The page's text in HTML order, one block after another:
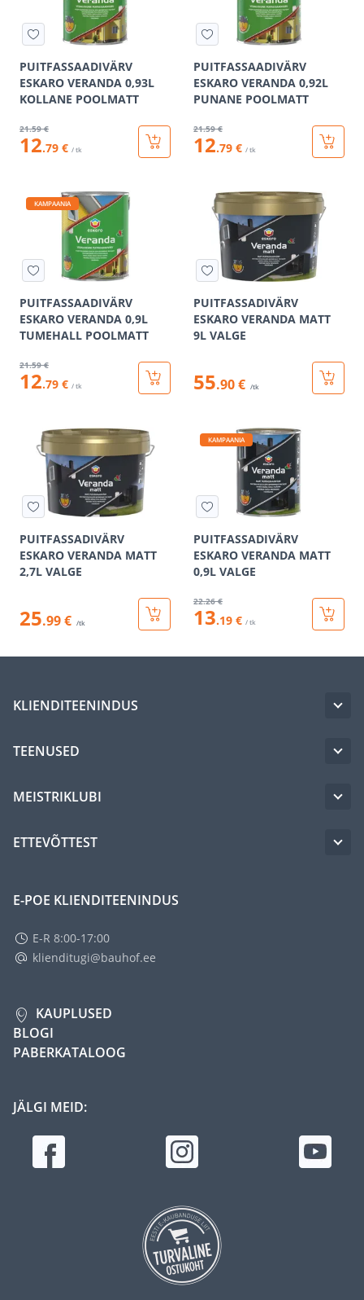
PUITFASSAADIVÄRV
ESKARO VERANDA 0,93L
KOLLANE POOLMATT
21.59 €
12.79 € / tk
PUITFASSAADIVÄRV
ESKARO VERANDA 0,92L
PUNANE POOLMATT
21.59 €
12.79 € / tk
KAMPAANIA
PUITFASSAADIVÄRV
ESKARO VERANDA 0,9L
TUMEHALL POOLMATT
21.59 €
12.79 € / tk
PUITFASSADIVÄRV
ESKARO VERANDA MATT
9L VALGE
55.90 € /tk
PUITFASSADIVÄRV
ESKARO VERANDA MATT
2,7L VALGE
25.99 € /tk
KAMPAANIA
PUITFASSADIVÄRV
ESKARO VERANDA MATT
0,9L VALGE
22.26 €
13.19 € / tk
KLIENDITEENINDUS
TEENUSED
MEISTRIKLUBI
ETTEVÕTTEST
E-POE KLIENDITEENINDUS
E-R 8:00-17:00
klienditugi@bauhof.ee
KAUPLUSED
BLOGI
PABERKATALOOG
JÄLGI MEID: